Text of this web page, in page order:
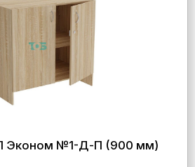
Эконом №1-Д-П (900 мм)